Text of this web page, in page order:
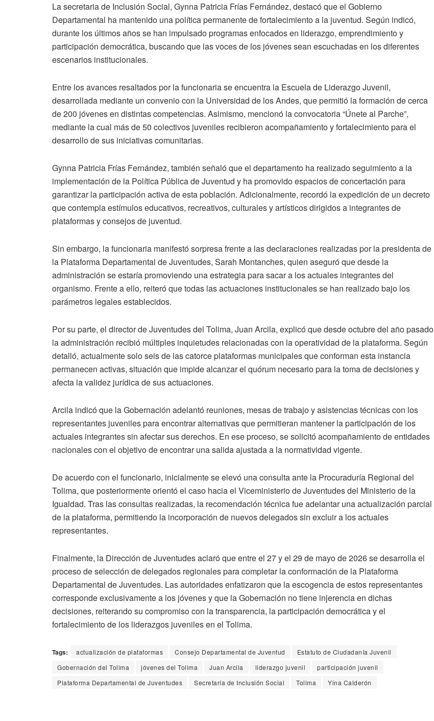
La secretaria de Inclusión Social, Gynna Patricia Frías Fernández, destacó que el Gobierno
Departamental ha mantenido una política permanente de fortalecimiento a la juventud. Según indicó,
durante los últimos años se han impulsado programas enfocados en liderazgo, emprendimiento y
participación democrática, buscando que las voces de los jóvenes sean escuchadas en los diferentes
escenarios institucionales.
Entre los avances resaltados por la funcionaria se encuentra la Escuela de Liderazgo Juvenil,
desarrollada mediante un convenio con la Universidad de los Andes, que permitió la formación de cerca
de 200 jóvenes en distintas competencias. Asimismo, mencionó la convocatoria “Únete al Parche”,
mediante la cual más de 50 colectivos juveniles recibieron acompañamiento y fortalecimiento para el
desarrollo de sus iniciativas comunitarias.
Gynna Patricia Frías Fernández, también señaló que el departamento ha realizado seguimiento a la
implementación de la Política Pública de Juventud y ha promovido espacios de concertación para
garantizar la participación activa de esta población. Adicionalmente, recordó la expedición de un decreto
que contempla estímulos educativos, recreativos, culturales y artísticos dirigidos a integrantes de
plataformas y consejos de juventud.
Sin embargo, la funcionaria manifestó sorpresa frente a las declaraciones realizadas por la presidenta de
la Plataforma Departamental de Juventudes, Sarah Montanches, quien aseguró que desde la
administración se estaría promoviendo una estrategia para sacar a los actuales integrantes del
organismo. Frente a ello, reiteró que todas las actuaciones institucionales se han realizado bajo los
parámetros legales establecidos.
Por su parte, el director de Juventudes del Tolima, Juan Arcila, explicó que desde octubre del año pasado
la administración recibió múltiples inquietudes relacionadas con la operatividad de la plataforma. Según
detalló, actualmente solo seis de las catorce plataformas municipales que conforman esta instancia
permanecen activas, situación que impide alcanzar el quórum necesario para la toma de decisiones y
afecta la validez jurídica de sus actuaciones.
Arcila indicó que la Gobernación adelantó reuniones, mesas de trabajo y asistencias técnicas con los
representantes juveniles para encontrar alternativas que permitieran mantener la participación de los
actuales integrantes sin afectar sus derechos. En ese proceso, se solicitó acompañamiento de entidades
nacionales con el objetivo de encontrar una salida ajustada a la normatividad vigente.
De acuerdo con el funcionario, inicialmente se elevó una consulta ante la Procuraduría Regional del
Tolima, que posteriormente orientó el caso hacia el Viceministerio de Juventudes del Ministerio de la
Igualdad. Tras las consultas realizadas, la recomendación técnica fue adelantar una actualización parcial
de la plataforma, permitiendo la incorporación de nuevos delegados sin excluir a los actuales
representantes.
Finalmente, la Dirección de Juventudes aclaró que entre el 27 y el 29 de mayo de 2026 se desarrolla el
proceso de selección de delegados regionales para completar la conformación de la Plataforma
Departamental de Juventudes. Las autoridades enfatizaron que la escogencia de estos representantes
corresponde exclusivamente a los jóvenes y que la Gobernación no tiene injerencia en dichas
decisiones, reiterando su compromiso con la transparencia, la participación democrática y el
fortalecimiento de los liderazgos juveniles en el Tolima.
Tags: actualización de plataformas Consejo Departamental de Juventud
Estatuto de Ciudadanía Juvenil
Gobernación del Tolima
jóvenes del Tolima Juan Arcila liderazgo juvenil
participación juvenil
Plataforma Departamental de Juventudes
Secretaría de Inclusión Social Tolima Yina Calderón